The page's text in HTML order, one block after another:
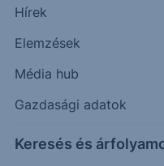
Hírek
Elemzések
Média hub
Gazdasági adatok
Keresés és
Tuhura
2.12 USD
Időpont: 26.08.06. 22:01
Előző záró:
2.09
Árfolyamértesítő